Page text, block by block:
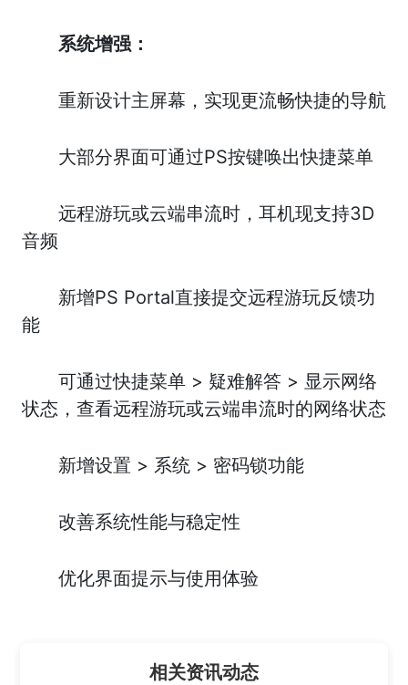
系统增强：
重新设计主屏幕，实现更流畅快捷的导航
大部分界面可通过PS按键唤出快捷菜单
远程游玩或云端串流时，耳机现支持3D
音频
新增PS Portal直接提交远程游玩反馈功
能
可通过快捷菜单 > 疑难解答 > 显示网络
状态，查看远程游玩或云端串流时的网络状态
新增设置 > 系统 > 密码锁功能
改善系统性能与稳定性
优化界面提示与使用体验
相关资讯动态